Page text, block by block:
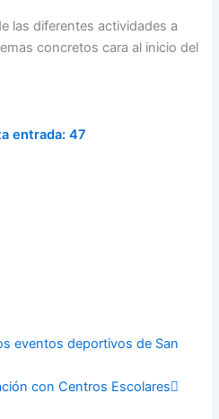
las diferentes actividades a
concretos cara al inicio del
entrada: 47
eventos deportivos de San
con Centros Escolares